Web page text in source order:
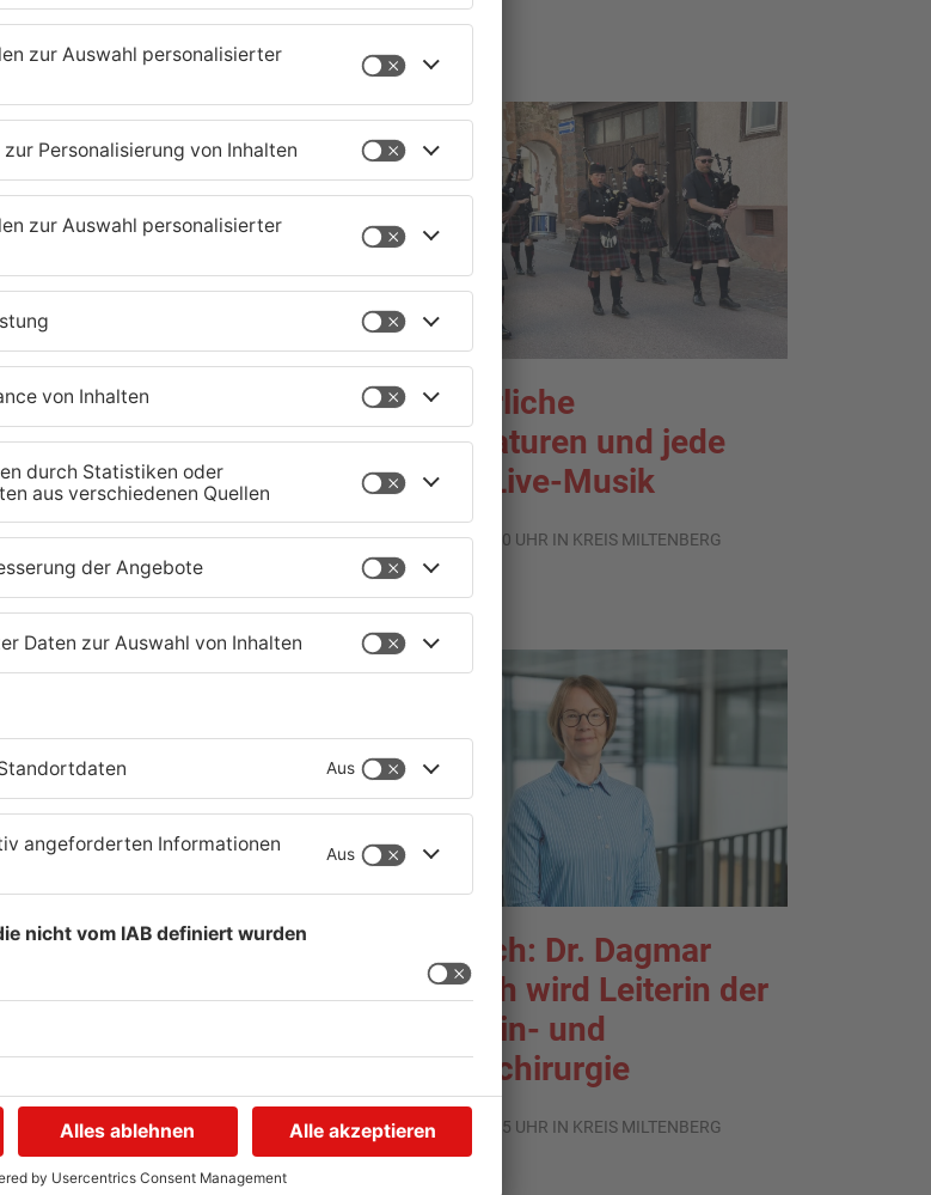
des Faulbacher
soll
werden
06:33 UHR IN KREIS MILTENBERG
Sommerliche
Temperaturen und jede
Menge Live-Musik
01.08.2026, 21:20 UHR IN KREIS MILTENBERG
mit drei
in Eichenbühl
11:45 UHR IN KREIS MILTENBERG
Erlenbach: Dr. Dagmar
Sohlbach wird Leiterin der
Allgemein- und
Viszeralchirurgie
31.07.2026, 11:35 UHR IN KREIS MILTENBERG